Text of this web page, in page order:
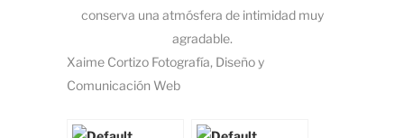
conserva una atmósfera de intimidad muy
agradable.
Xaime Cortizo Fotografía, Diseño y
Comunicación Web